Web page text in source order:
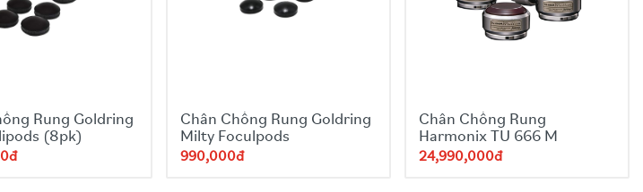
Rung Goldring
(8pk)
Chân Chống Rung Goldring
Milty Foculpods
990,000đ
Chân Chống Rung
Harmonix TU 666 M
24,990,000đ